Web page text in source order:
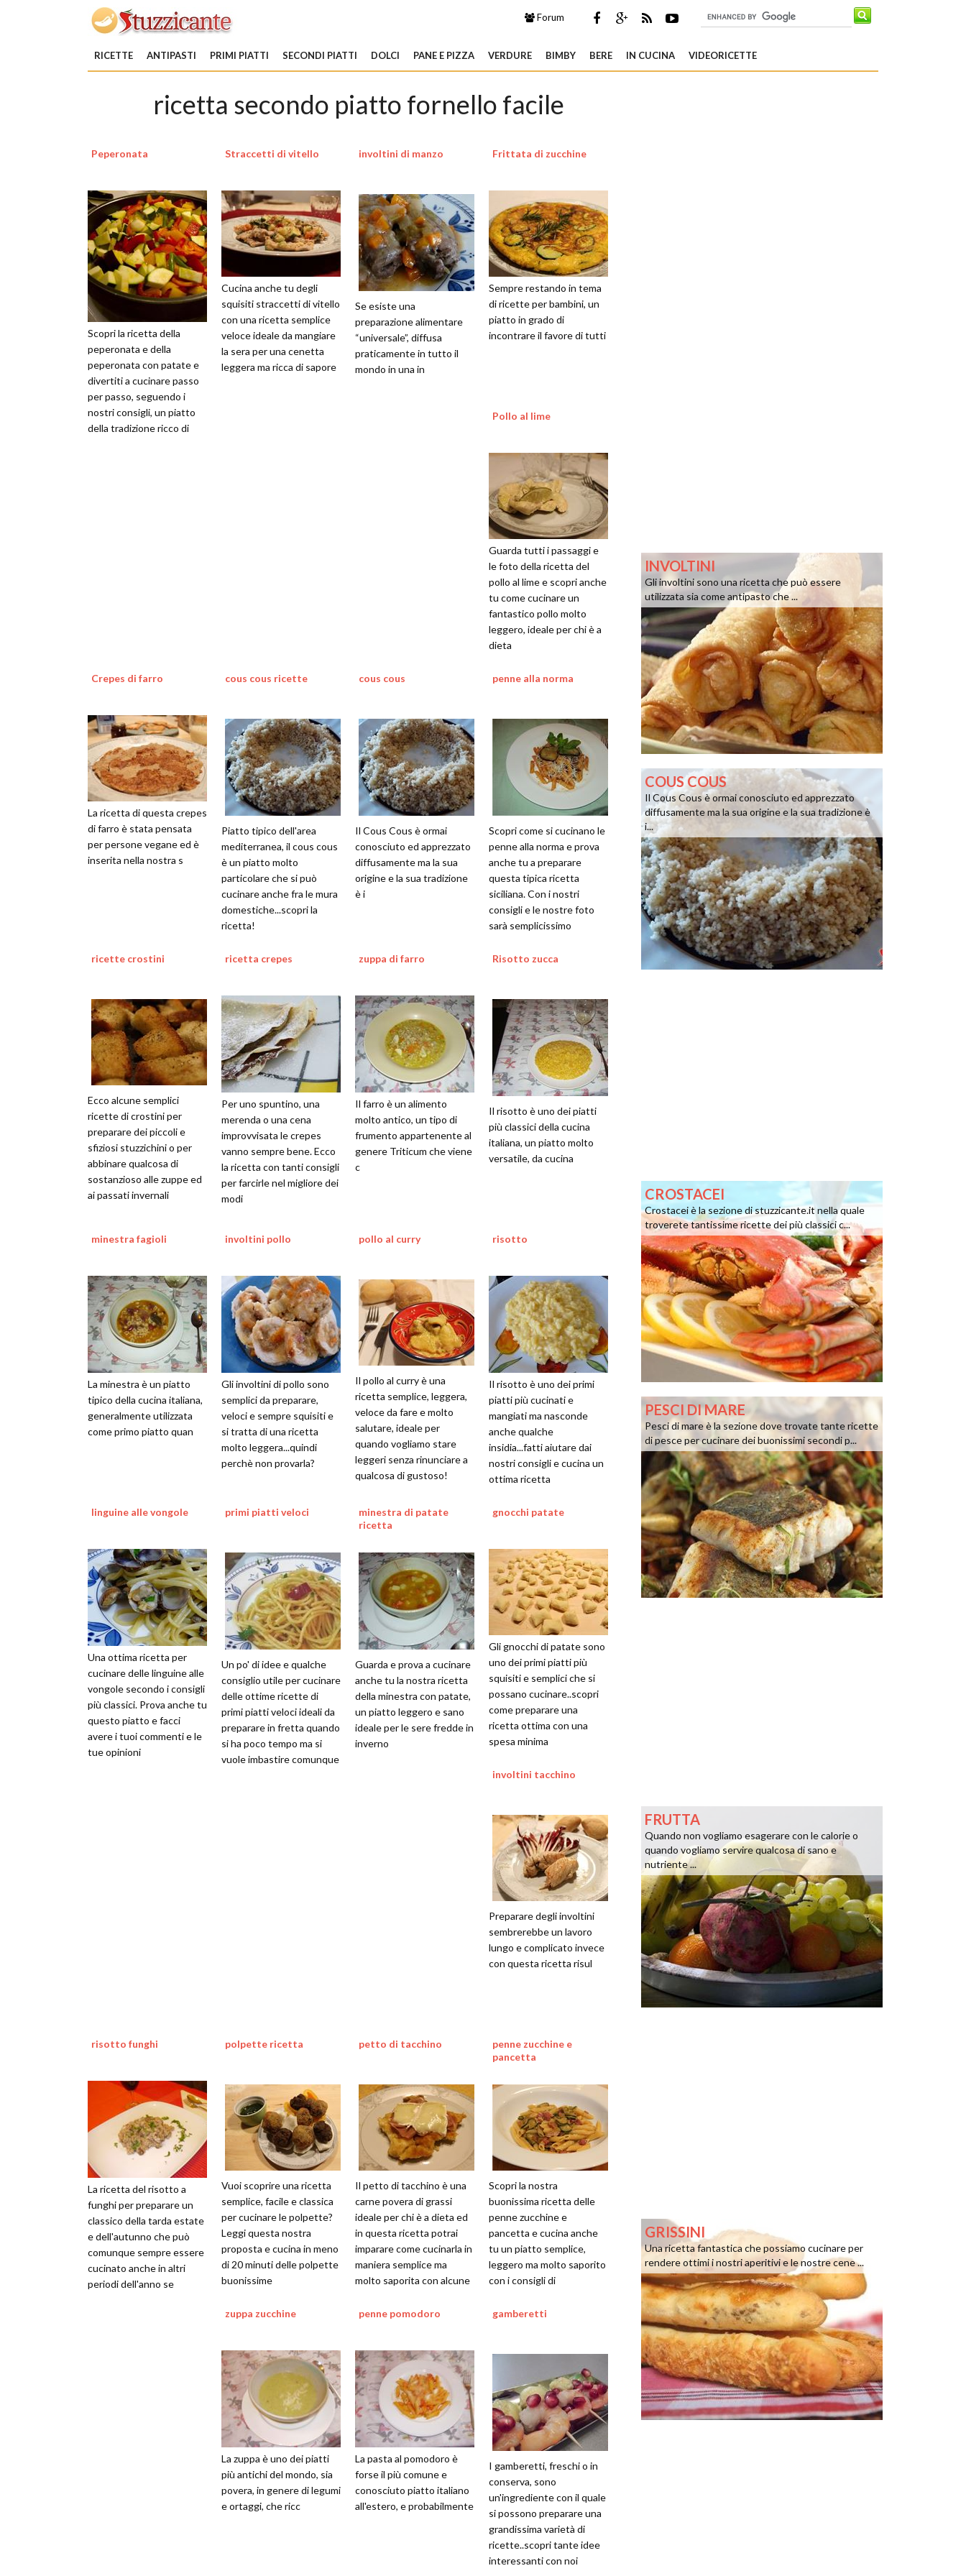
Forum
RICETTE ANTIPASTI PRIMI PIATTI SECONDI PIATTI DOLCI PANE E PIZZA VERDURE BIMBY BERE IN CUCINA VIDEORICETTE
ricetta secondo piatto fornello facile
Peperonata
Scopri la ricetta della
peperonata e della
peperonata con patate e
divertiti a cucinare passo
per passo, seguendo i
nostri consigli, un piatto
della tradizione ricco di
Straccetti di vitello
Cucina anche tu degli
squisiti straccetti di vitello
con una ricetta semplice
veloce ideale da mangiare
la sera per una cenetta
leggera ma ricca di sapore
involtini di manzo
Se esiste una
preparazione alimentare
“universale”, diffusa
praticamente in tutto il
mondo in una in
Frittata di zucchine
Sempre restando in tema
di ricette per bambini, un
piatto in grado di
incontrare il favore di tutti
Pollo al lime
Guarda tutti i passaggi e
le foto della ricetta del
pollo al lime e scopri anche
tu come cucinare un
fantastico pollo molto
leggero, ideale per chi è a
dieta
Crepes di farro
La ricetta di questa crepes
di farro è stata pensata
per persone vegane ed è
inserita nella nostra s
cous cous ricette
Piatto tipico dell'area
mediterranea, il cous cous
è un piatto molto
particolare che si può
cucinare anche fra le mura
domestiche...scopri la
ricetta!
cous cous
Il Cous Cous è ormai
conosciuto ed apprezzato
diffusamente ma la sua
origine e la sua tradizione
è i
penne alla norma
Scopri come si cucinano le
penne alla norma e prova
anche tu a preparare
questa tipica ricetta
siciliana. Con i nostri
consigli e le nostre foto
sarà semplicissimo
ricette crostini
Ecco alcune semplici
ricette di crostini per
preparare dei piccoli e
sfiziosi stuzzichini o per
abbinare qualcosa di
sostanzioso alle zuppe ed
ai passati invernali
ricetta crepes
Per uno spuntino, una
merenda o una cena
improvvisata le crepes
vanno sempre bene. Ecco
la ricetta con tanti consigli
per farcirle nel migliore dei
modi
zuppa di farro
Il farro è un alimento
molto antico, un tipo di
frumento appartenente al
genere Triticum che viene
c
Risotto zucca
Il risotto è uno dei piatti
più classici della cucina
italiana, un piatto molto
versatile, da cucina
minestra fagioli
La minestra è un piatto
tipico della cucina italiana,
generalmente utilizzata
come primo piatto quan
involtini pollo
Gli involtini di pollo sono
semplici da preparare,
veloci e sempre squisiti e
si tratta di una ricetta
molto leggera...quindi
perchè non provarla?
pollo al curry
Il pollo al curry è una
ricetta semplice, leggera,
veloce da fare e molto
salutare, ideale per
quando vogliamo stare
leggeri senza rinunciare a
qualcosa di gustoso!
risotto
Il risotto è uno dei primi
piatti più cucinati e
mangiati ma nasconde
anche qualche
insidia...fatti aiutare dai
nostri consigli e cucina un
ottima ricetta
linguine alle vongole
Una ottima ricetta per
cucinare delle linguine alle
vongole secondo i consigli
più classici. Prova anche tu
questo piatto e facci
avere i tuoi commenti e le
tue opinioni
primi piatti veloci
Un po' di idee e qualche
consiglio utile per cucinare
delle ottime ricette di
primi piatti veloci ideali da
preparare in fretta quando
si ha poco tempo ma si
vuole imbastire comunque
minestra di patate
ricetta
Guarda e prova a cucinare
anche tu la nostra ricetta
della minestra con patate,
un piatto leggero e sano
ideale per le sere fredde in
inverno
gnocchi patate
Gli gnocchi di patate sono
uno dei primi piatti più
squisiti e semplici che si
possano cucinare..scopri
come preparare una
ricetta ottima con una
spesa minima
involtini tacchino
Preparare degli involtini
sembrerebbe un lavoro
lungo e complicato invece
con questa ricetta risul
risotto funghi
La ricetta del risotto a
funghi per preparare un
classico della tarda estate
e dell'autunno che può
comunque sempre essere
cucinato anche in altri
periodi dell'anno se
polpette ricetta
Vuoi scoprire una ricetta
semplice, facile e classica
per cucinare le polpette?
Leggi questa nostra
proposta e cucina in meno
di 20 minuti delle polpette
buonissime
petto di tacchino
Il petto di tacchino è una
carne povera di grassi
ideale per chi è a dieta ed
in questa ricetta potrai
imparare come cucinarla in
maniera semplice ma
molto saporita con alcune
penne zucchine e
pancetta
Scopri la nostra
buonissima ricetta delle
penne zucchine e
pancetta e cucina anche
tu un piatto semplice,
leggero ma molto saporito
con i consigli di
zuppa zucchine
La zuppa è uno dei piatti
più antichi del mondo, sia
povera, in genere di legumi
e ortaggi, che ricc
penne pomodoro
La pasta al pomodoro è
forse il più comune e
conosciuto piatto italiano
all'estero, e probabilmente
gamberetti
I gamberetti, freschi o in
conserva, sono
un'ingrediente con il quale
si possono preparare una
grandissima varietà di
ricette..scopri tante idee
interessanti con noi
INVOLTINI
Gli involtini sono una ricetta che può essere
utilizzata sia come antipasto che ...
COUS COUS
Il Cous Cous è ormai conosciuto ed apprezzato
diffusamente ma la sua origine e la sua tradizione è
i...
CROSTACEI
Crostacei è la sezione di stuzzicante.it nella quale
troverete tantissime ricette dei più classici c...
PESCI DI MARE
Pesci di mare è la sezione dove trovate tante ricette
di pesce per cucinare dei buonissimi secondi p...
FRUTTA
Quando non vogliamo esagerare con le calorie o
quando vogliamo servire qualcosa di sano e
nutriente ...
GRISSINI
Una ricetta fantastica che possiamo cucinare per
rendere ottimi i nostri aperitivi e le nostre cene ...